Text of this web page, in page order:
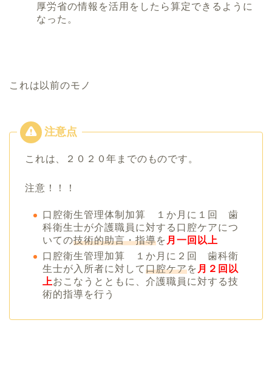
厚労省の情報を活用をしたら算定できるように
なった。
これは以前のモノ
これは、２０２０年までのものです。
注意！！！
口腔衛生管理体制加算 １か月に１回 歯
科衛生士が介護職員に対する口腔ケアにつ
いての技術的助言・指導を 月一回以上
口腔衛生管理加算 １か月に２回 歯科衛
生士が入所者に対して口腔ケアを 月２回以
上おこなうとともに、介護職員に対する技
術的指導を行う